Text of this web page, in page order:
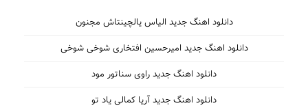
دانلود اهنگ جدید الیاس یالچینتاش مجنون
دانلود اهنگ جدید امیرحسین افتخاری شوخی شوخی
دانلود اهنگ جدید راوی سناتور مود
دانلود اهنگ جدید آریا کمالی یاد تو